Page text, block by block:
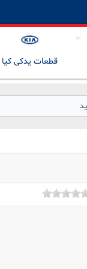
قطعات یدکی کیا